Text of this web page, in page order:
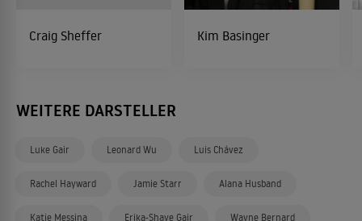
Craig Sheffer Kim Basinger
WEITERE DARSTELLER
Luke Gair Leonard Wu Luis Chávez
Rachel Hayward Jamie Starr Alana Husband
Katie Messina Erika-Shaye Gair Wayne Bernard